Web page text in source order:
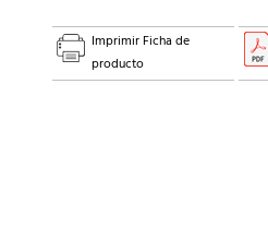
Imprimir Ficha de
producto